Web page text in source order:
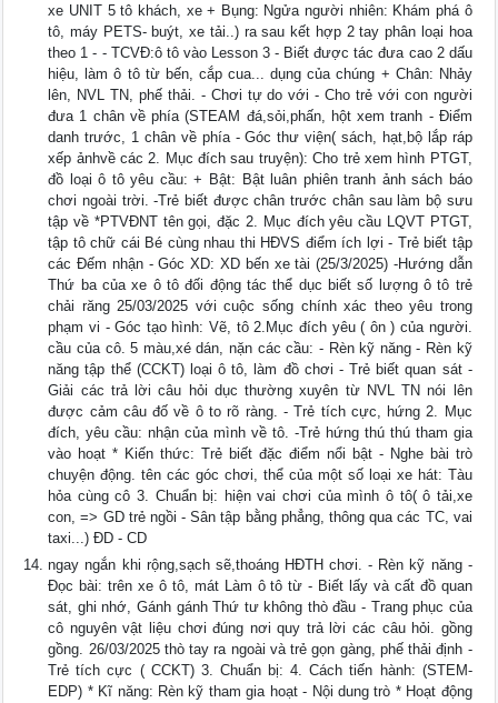
xe UNIT 5 tô khách, xe + Bụng: Ngửa người nhiên: Khám phá ô
tô, máy PETS- buýt, xe tải..) ra sau kết hợp 2 tay phân loại hoa
theo 1 - - TCVĐ:ô tô vào Lesson 3 - Biết được tác đưa cao 2 dấu
hiệu, làm ô tô từ bến, cắp cua... dụng của chúng + Chân: Nhảy
lên, NVL TN, phế thải. - Chơi tự do với - Cho trẻ với con người
đưa 1 chân về phía (STEAM đá,sỏi,phấn, hột xem tranh - Điểm
danh trước, 1 chân về phía - Góc thư viện( sách, hạt,bộ lắp ráp
xếp ảnhvề các 2. Mục đích sau truyện): Cho trẻ xem hình PTGT,
đồ loại ô tô yêu cầu: + Bật: Bật luân phiên tranh ảnh sách báo
chơi ngoài trời. -Trẻ biết được chân trước chân sau làm bộ sưu
tập về *PTVĐNT tên gọi, đặc 2. Mục đích yêu cầu LQVT PTGT,
tập tô chữ cái Bé cùng nhau thi HĐVS điểm ích lợi - Trẻ biết tập
các Đếm nhận - Góc XD: XD bến xe tài (25/3/2025) -Hướng dẫn
Thứ ba của xe ô tô đối động tác thể dục biết số lượng ô tô trẻ
chải răng 25/03/2025 với cuộc sống chính xác theo yêu trong
phạm vi - Góc tạo hình: Vẽ, tô 2.Mục đích yêu ( ôn ) của người.
cầu của cô. 5 màu,xé dán, nặn các cầu: - Rèn kỹ năng - Rèn kỹ
năng tập thể (CCKT) loại ô tô, làm đồ chơi - Trẻ biết quan sát -
Giải các trả lời câu hỏi dục thường xuyên từ NVL TN nói lên
được cảm câu đố về ô to rõ ràng. - Trẻ tích cực, hứng 2. Mục
đích, yêu cầu: nhận của mình về tô. -Trẻ hứng thú thú tham gia
vào hoạt * Kiến thức: Trẻ biết đặc điểm nổi bật - Nghe bài trò
chuyện động. tên các góc chơi, thể của một số loại xe hát: Tàu
hỏa cùng cô 3. Chuẩn bị: hiện vai chơi của mình ô tô( ô tải,xe
con, => GD trẻ ngồi - Sân tập bằng phẳng, thông qua các TC, vai
taxi...) ĐD - CD
ngay ngắn khi rộng,sạch sẽ,thoáng HĐTH chơi. - Rèn kỹ năng -
Đọc bài: trên xe ô tô, mát Làm ô tô từ - Biết lấy và cất đồ quan
sát, ghi nhớ, Gánh gánh Thứ tư không thò đầu - Trang phục của
cô nguyên vật liệu chơi đúng nơi quy trả lời các câu hỏi. gồng
gồng. 26/03/2025 thò tay ra ngoài và trẻ gọn gàng, phế thải định -
Trẻ tích cực ( CCKT) 3. Chuẩn bị: 4. Cách tiến hành: (STEM-
EDP) * Kĩ năng: Rèn kỹ tham gia hoạt - Nội dung trò * Hoạt động